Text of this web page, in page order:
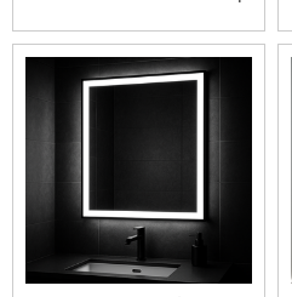
GIÁ GƯƠNG NHÀ TẮM XÃ
XUYÊN MỘC TP.HCM